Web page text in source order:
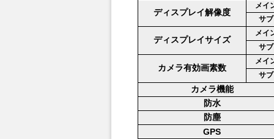
ディスプレイ解像度
メイ
サブ
ディスプレイサイズ
メイ
サブ
カメラ有効画素数
メイ
サブ
カメラ機能
防水
防塵
GPS